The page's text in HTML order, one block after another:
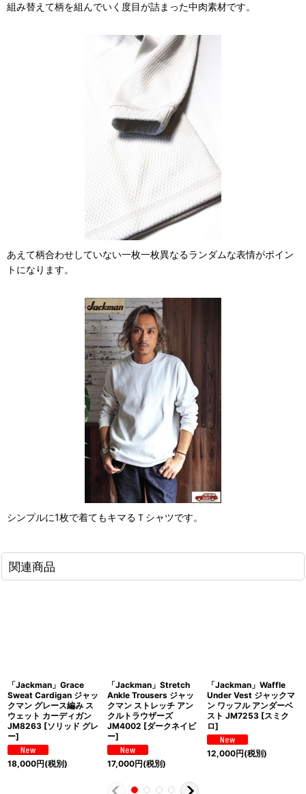
組み替えて柄を組んでいく度目が詰まった中肉素材です。
あえて柄合わせしていない一枚一枚異なるランダムな表情がポイン
トになります。
シンプルに1枚で着てもキマるＴシャツです。
関連商品
「Jackman」Grace
Sweat Cardigan ジャッ
クマン グレース編み ス
ウェット カーディガン
JM8263 [ソリッド グレ
ー]
18,000円(税別)
「Jackman」Stretch
Ankle Trousers ジャッ
クマン ストレッチ アン
クルトラウザーズ
JM4002 [ダークネイビ
ー]
17,000円(税別)
「Jackman」Waffle
Under Vest ジャックマ
ン ワッフル アンダーベ
スト JM7253 [スミク
ロ]
12,000円(税別)